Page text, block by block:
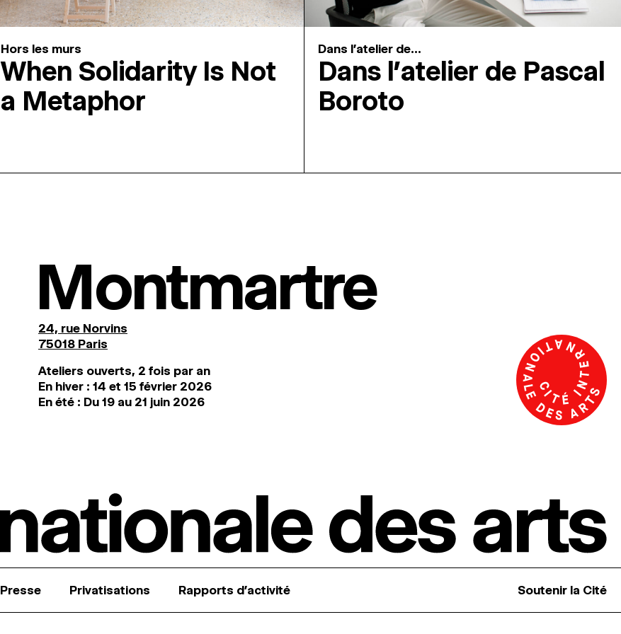
Hors les murs
When Solidarity Is Not
a Metaphor
Dans l'atelier de...
Dans l’atelier de Pascal
Boroto
Montmartre
24, rue Norvins
75018 Paris
Ateliers ouverts, 2 fois par an
En hiver : 14 et 15 février 2026
En été : Du 19 au 21 juin 2026
Presse Privatisations Rapports d’activité Soutenir la Cité